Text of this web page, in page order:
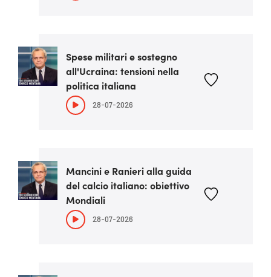
Spese militari e sostegno
all'Ucraina: tensioni nella
politica italiana
28-07-2026
Mancini e Ranieri alla guida
del calcio italiano: obiettivo
Mondiali
28-07-2026